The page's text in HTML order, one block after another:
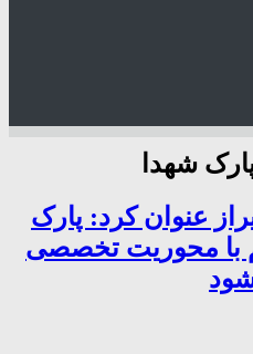
شهدا
عنوان کرد: پارک
با محوریت تخصصی